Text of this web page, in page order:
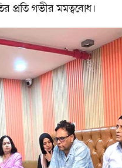
প্রতি গভীর মমত্ববোধ।